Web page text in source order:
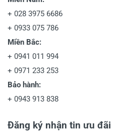
+ 028 3975 6686
+ 0933 075 786
Miền Bắc:
+ 0941 011 994
+ 0971 233 253
Bảo hành:
+ 0943 913 838
Đăng ký nhận tin ưu đãi